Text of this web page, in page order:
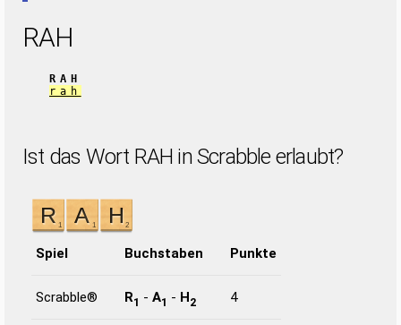
RAH
RAH
rah
Ist das Wort RAH in Scrabble erlaubt?
Spiel Buchstaben Punkte
Scrabble® R1 - A1 - H2 4